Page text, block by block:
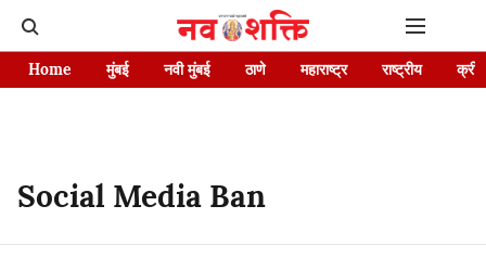
Home मुंबई नवी मुंबई ठाणे महाराष्ट्र राष्ट्रीय
Social Media Ban